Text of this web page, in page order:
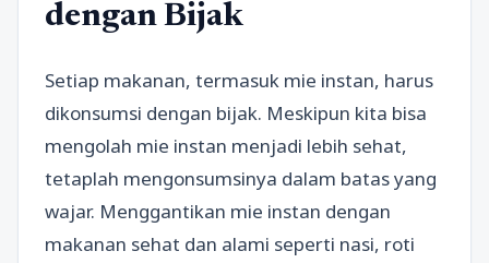
dengan Bijak
Setiap makanan, termasuk mie instan, harus
dikonsumsi dengan bijak. Meskipun kita bisa
mengolah mie instan menjadi lebih sehat,
tetaplah mengonsumsinya dalam batas yang
wajar. Menggantikan mie instan dengan
makanan sehat dan alami seperti nasi, roti